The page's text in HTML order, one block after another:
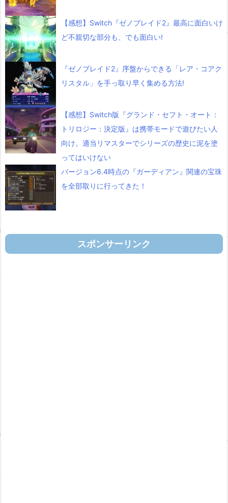
【感想】Switch『ゼノブレイド2』最高に面白いけ
ど不親切な部分も、でも面白い!
『ゼノブレイド2』序盤からできる「レア・コアク
リスタル」を手っ取り早く集める方法!
【感想】Switch版『グランド・セフト・オート：
トリロジー：決定版』は携帯モードで遊びたい人
向け。適当リマスターでシリーズの歴史に泥を塗
ってはいけない
バージョン6.4時点の『ガーディアン』関連の宝珠
を全部取りに行ってきた！
スポンサーリンク